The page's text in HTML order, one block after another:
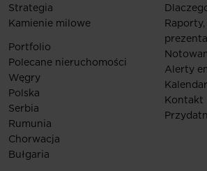
Strategia
Kamienie milowe
Portfolio
Polecane nieruchomości
Węgry
Polska
Serbia
Rumunia
Chorwacja
Bułgaria
Raporty,
Alerty
Kontakt